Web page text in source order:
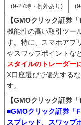
(9-27時・例外あり)
【GMOクリック証券
機能性の高い取引ツー
す。特に、スマホアプ
やスワップポイントな
スタイルのトレーダー
X口座選びで優先する
す。
【GMOクリック証券
■GMOクリック証券「
スプレッド、スワップ